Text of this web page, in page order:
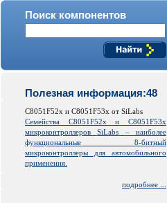
Поиск компонентов
Полезная информация:48
C8051F52x и C8051F53x от SiLabs
Семейства C8051F52x и C8051F53x
микроконтроллеровSiLabs
– наиболее
функциональные 8-битный
микроконтроллеры для автомобильного
применения.
подробнее ...